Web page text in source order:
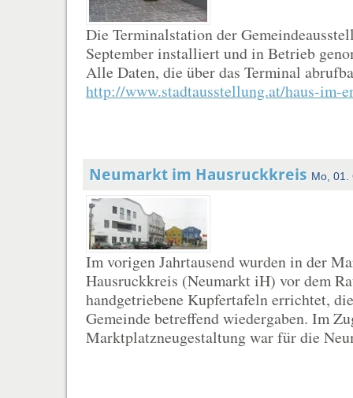
Die Terminalstation der
September installiert und in Betrieb
Alle Daten, die über das Terminal
http://www.stadtausstellung.at/haus-im-
Neumarkt im Hausruckkreis Mo, 01.
Im vorigen Jahrtausend wurden in der
Hausruckkreis (Neumarkt iH) vor dem
handgetriebene Kupfertafeln errichtet,
Gemeinde betreffend wiedergaben. Im
Marktplatzneugestaltung war für die